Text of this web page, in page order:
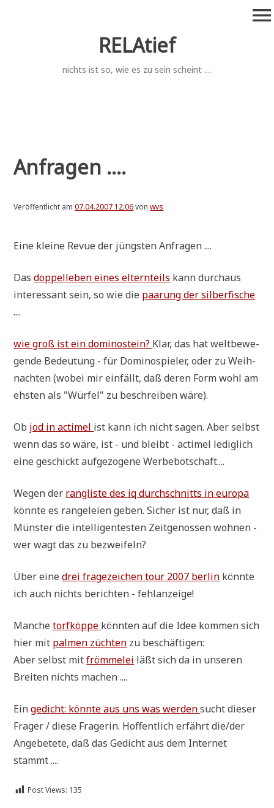
RELAtief
nichts ist so, wie es zu sein scheint ....
menu
Anfragen ....
Veröffentlicht am07.04.2007 12:06vonwvs
Eine klei­ne Revue der jüng­sten Anfragen ....
Dasdop­pel­le­ben eines eltern­teils kann durch­aus
inter­es­sant sein, so wie die paa­rung der sil­ber­fi­sche
....
wie groß ist ein domi­no­stein? Klar, das hat welt­be­we­
gen­de Bedeu­tung - für Domi­no­spie­ler, oder zu Weih­
nach­ten (wobei mir ein­fällt, daß deren Form wohl am
ehsten als "Wür­fel" zu beschrei­ben wäre).
Ob jod in acti­mel ist kann ich nicht sagen. Aber selbst
wenn das so wäre, ist - und bleibt - acti­mel ledig­lich
eine geschickt auf­ge­zo­ge­ne Werbebotschaft....
Wegen der rang­li­ste des iq durch­schnitts in euro­pa
könn­te es ran­ge­lei­en geben. Sicher ist nur, daß in
Mün­ster die intel­li­gen­te­sten Zeit­ge­nos­sen woh­nen -
wer wagt das zu bezweifeln?
Über einedrei fra­ge­zei­chen tour 2007 ber­lin könn­te
ich auch nichts berich­ten - fehlanzeige!
Man­chetorf­köp­pe könn­ten auf die Idee kom­men sich
hier mit pal­men züch­ten zu beschäftigen:
Aber selbst mitfröm­me­lei läßt sich da in unse­ren
Brei­ten nichts machen ....
Eingedicht: könn­te aus uns was wer­densucht die­ser
Fra­ger / die­se Fra­ge­rin. Hof­fent­lich erfährt die/der
Ange­be­te­te, daß das Gedicht aus dem Inter­net
stammt ....
Post Views: 135